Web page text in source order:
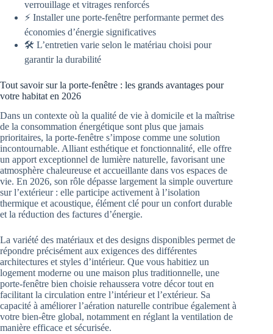
verrouillage et vitrages renforcés
⚡ Installer une porte-fenêtre performante permet des
économies d’énergie significatives
🛠️ L’entretien varie selon le matériau choisi pour
garantir la durabilité
Tout savoir sur la porte-fenêtre : les grands avantages pour
votre habitat en 2026
Dans un contexte où la qualité de vie à domicile et la maîtrise
de la consommation énergétique sont plus que jamais
prioritaires, la porte-fenêtre s’impose comme une solution
incontournable. Alliant esthétique et fonctionnalité, elle offre
un apport exceptionnel de lumière naturelle, favorisant une
atmosphère chaleureuse et accueillante dans vos espaces de
vie. En 2026, son rôle dépasse largement la simple ouverture
sur l’extérieur : elle participe activement à l’isolation
thermique et acoustique, élément clé pour un confort durable
et la réduction des factures d’énergie.
La variété des matériaux et des designs disponibles permet de
répondre précisément aux exigences des différentes
architectures et styles d’intérieur. Que vous habitiez un
logement moderne ou une maison plus traditionnelle, une
porte-fenêtre bien choisie rehaussera votre décor tout en
facilitant la circulation entre l’intérieur et l’extérieur. Sa
capacité à améliorer l’aération naturelle contribue également à
votre bien-être global, notamment en réglant la ventilation de
manière efficace et sécurisée.